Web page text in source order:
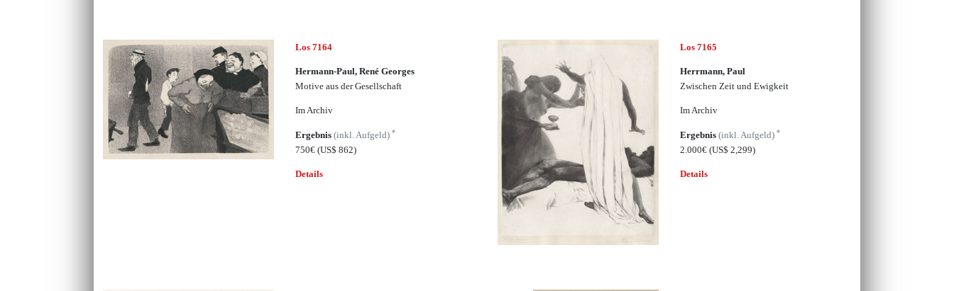
Los 7164
Hermann-Paul, René Georges
Motive aus der Gesellschaft
Im Archiv
Ergebnis(inkl. Aufgeld)*
750€(US$ 862)
Details
Los 7165
Herrmann, Paul
Zwischen Zeit und Ewigkeit
Im Archiv
Ergebnis (inkl. Aufgeld) *
2.000€ (US$ 2,299)
Details